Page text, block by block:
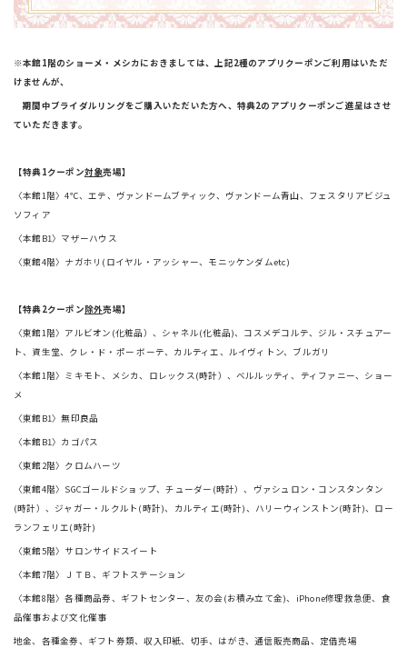
※本館1階のショーメ・メシカにおきましては、上記2種のアプリクーポンご利用はいただ
けませんが、
期間中ブライダルリングをご購入いただいた方へ、特典2のアプリクーポンご進呈はさせ
ていただきます。
【特典1クーポン対象売場】
〈本館1階〉4℃、エテ、ヴァンドームブティック、ヴァンドーム青山、フェスタリアビジュ
ソフィア
〈本館B1〉マザーハウス
〈東館4階〉ナガホリ(ロイヤル・アッシャー、モニッケンダムetc)
【特典2クーポン除外売場】
〈東館1階〉アルビオン(化粧品）、シャネル(化粧品)、コスメデコルテ、ジル・スチュアー
ト、資生堂、クレ・ド・ポー ボーテ、カルティエ、ルイヴィトン、ブルガリ
〈本館1階〉ミキモト、メシカ、ロレックス(時計）、ベルルッティ、ティファニー、ショー
メ
〈東館B1〉無印良品
〈本館B1〉カゴパス
〈東館2階〉クロムハーツ
〈東館4階〉SGCゴールドショップ、チューダー(時計）、ヴァシュロン・コンスタンタン
(時計）、ジャガー・ルクルト(時計)、カルティエ(時計)、ハリーウィンストン(時計)、ロー
ランフェリエ(時計)
〈東館5階〉サロンサイドスイート
〈本館7階〉ＪＴＢ、ギフトステーション
〈本館8階〉各種商品券、ギフトセンター、友の会(お積み立て金)、iPhone修理救急便、食
品催事および文化催事
地金、各種金券、ギフト券類、収入印紙、切手、はがき、通信販売商品、定借売場